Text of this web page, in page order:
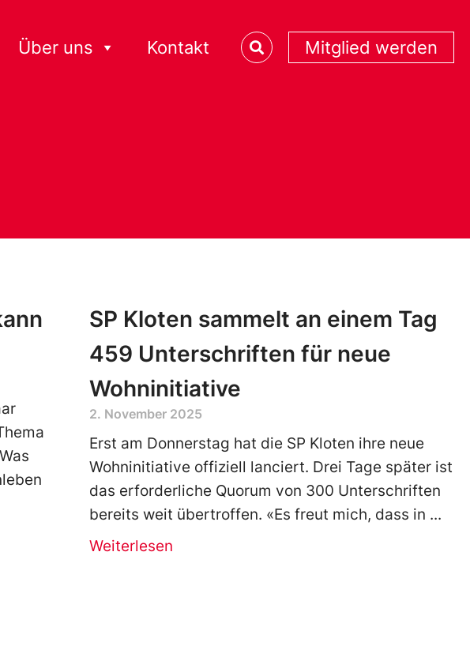
Über uns Kontakt Mitglied werden
SP Kloten sammelt an einem Tag
459 Unterschriften für neue
Wohninitiative
2. November 2025
Erst am Donnerstag hat die SP Kloten ihre neue
Wohninitiative offiziell lanciert. Drei Tage später ist
das erforderliche Quorum von 300 Unterschriften
bereits weit übertroffen. «Es freut mich, dass in
Weiterlesen